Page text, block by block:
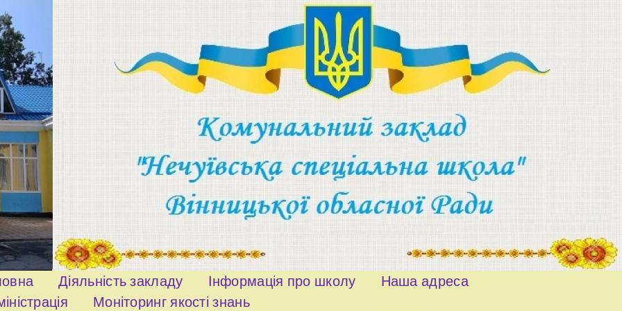
Діяльність закладу Інформація про школу
Наша адреса
Моніторинг якості знань